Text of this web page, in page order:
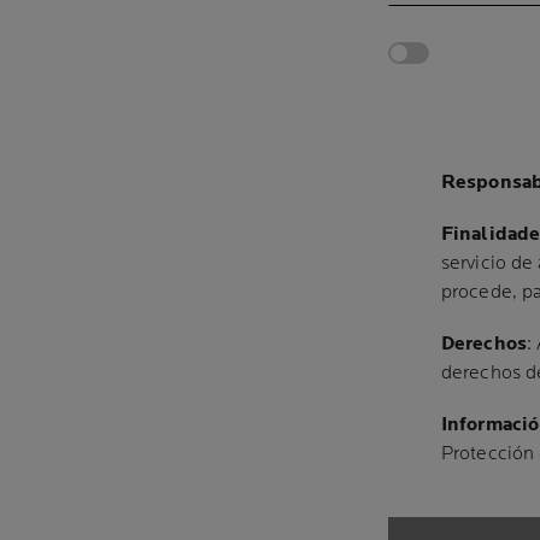
servicio de
procede,
Derechos:
derechos
Protección